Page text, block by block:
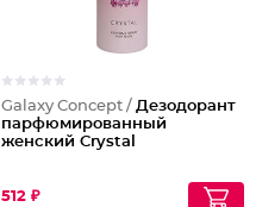
Galaxy Concept / Дезодорант
парфюмированный
женский Crystal
512 ₽